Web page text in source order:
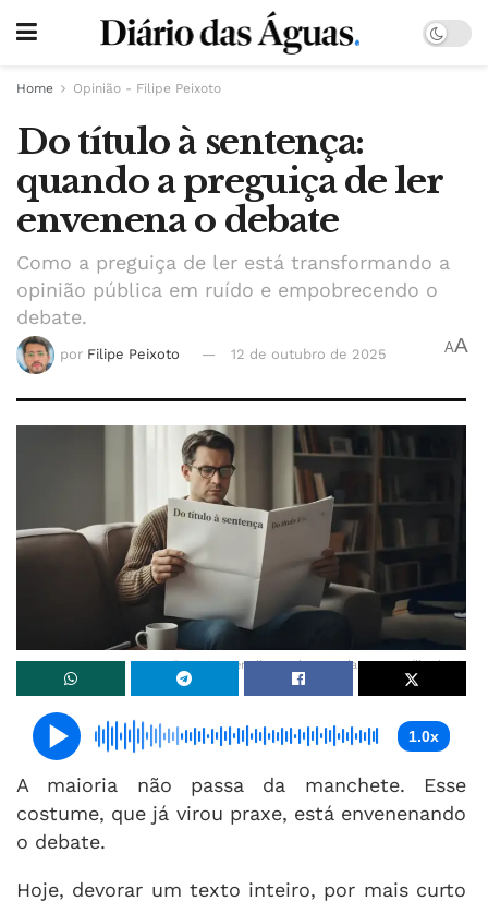
Home Opinião - Filipe Peixoto
Do título à sentença:
quando a preguiça de ler
envenena o debate
Como a preguiça de ler está transformando a
opinião pública em ruído e empobrecendo o
debate.
por Filipe Peixoto 12 de outubro de 2025 AA
Foto: Imagem ilustrativa gerada com auxílio de IA.
1.0x
A maioria não passa da manchete. Esse
costume, que já virou praxe, está envenenando
o debate.
Hoje, devorar um texto inteiro, por mais curto